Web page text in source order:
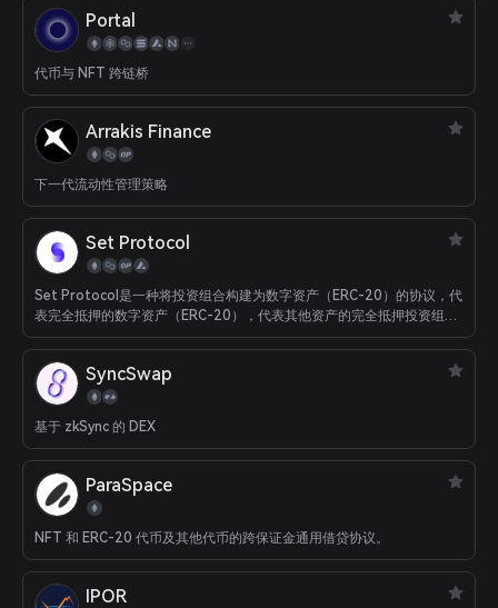
Español (Argentina)
Portal
代币与 NFT 跨链桥
Arrakis Finance
下一代流动性管理策略
Set Protocol
Set Protocol是一种将投资组合构建为数字资产（ERC-20）的协议，代
表完全抵押的数字资产（ERC-20），代表其他资产的完全抵押投资组
合，包括比特币（WBTC），以太坊（WETH）和法定货币挂钩的硬币
（WETH）和与法币挂钩的硬币（DAI）。
SyncSwap
基于 zkSync 的 DEX
ParaSpace
NFT 和 ERC-20 代币及其他代币的跨保证金通用借贷协议。
IPOR